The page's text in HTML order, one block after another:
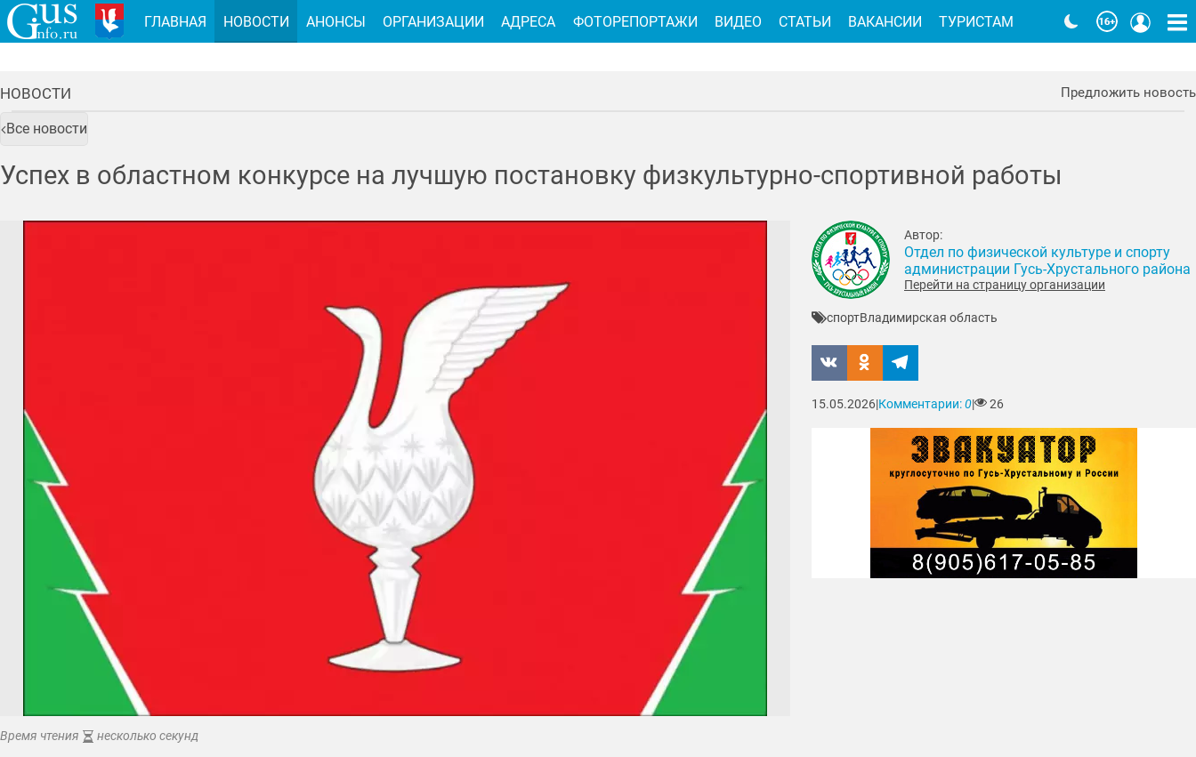
НОВОСТИ Предложить новость
Все новости
Успех в областном конкурсе на лучшую постановку физкультурно-спортивной работы
Время чтения несколько секунд
Автор:
Отдел по физической культуре и спорту
администрации Гусь-Хрустального района
Перейти на страницу организации
спортВладимирская область
15.05.2026|Комментарии:0| 26
ГЛАВНАЯ НОВОСТИ АНОНСЫ ОРГАНИЗАЦИИ АДРЕСА ФОТОРЕПОРТАЖИ ВИДЕО СТАТЬИ ВАКАНСИИ ТУРИСТАМ